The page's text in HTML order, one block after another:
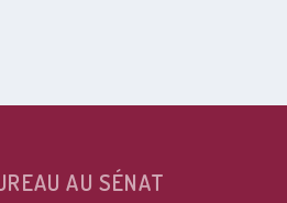
AU SÉNAT